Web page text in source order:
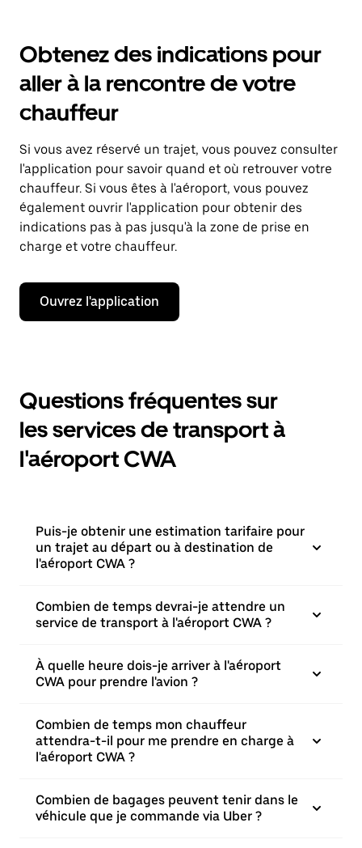
Obtenez des indications pour
aller à la rencontre de votre
chauffeur
Si vous avez réservé un trajet, vous pouvez consulter
l'application pour savoir quand et où retrouver votre
chauffeur. Si vous êtes à l'aéroport, vous pouvez
également ouvrir l'application pour obtenir des
indications pas à pas jusqu'à la zone de prise en
charge et votre chauffeur.
Ouvrez l'application
Questions fréquentes sur
les services de transport à
l'aéroport CWA
Puis-je obtenir une estimation tarifaire pour
un trajet au départ ou à destination de
l'aéroport CWA ?
Combien de temps devrai-je attendre un
service de transport à l'aéroport CWA ?
À quelle heure dois-je arriver à l'aéroport
CWA pour prendre l'avion ?
Combien de temps mon chauffeur
attendra-t-il pour me prendre en charge à
l'aéroport CWA ?
Combien de bagages peuvent tenir dans le
véhicule que je commande via Uber ?